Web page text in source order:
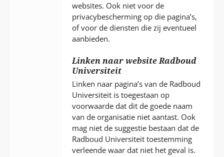
websites. Ook niet voor de
privacybescherming op die pagina’s,
of voor de diensten die zij eventueel
aanbieden.
Linken naar website Radboud
Universiteit
Linken naar pagina’s van de Radboud
Universiteit is toegestaan op
voorwaarde dat dit de goede naam
van de organisatie niet aantast. Ook
mag niet de suggestie bestaan dat de
Radboud Universiteit toestemming
verleende waar dat niet het geval is.